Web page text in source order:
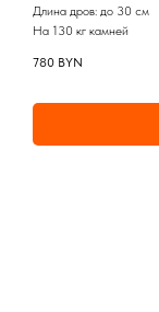
Длина дров: до 30 см
На 130 кг камней
780 BYN